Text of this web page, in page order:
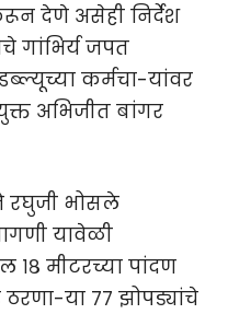
देणे असेही निर्देश
गांभिर्य जपत
कर्मचा-यांवर
अभिजीत बांगर
रघुजी भोसले
यावेळी
१८ मीटरच्या पांदण
या ७७ झोपड्यांचे